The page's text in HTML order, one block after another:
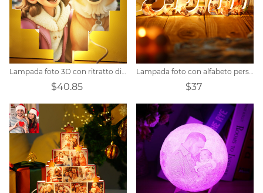
Lampada foto 3D con ritratto di cartone animato personalizzato
$40.85
Lampada foto con alfabeto personalizzato
$37